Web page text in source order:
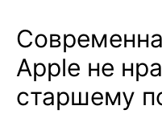
Apple не
старшему